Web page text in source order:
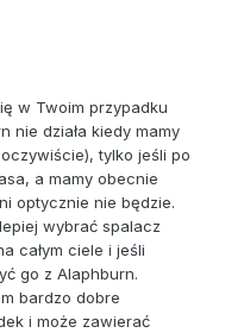
w Twoim przypadku
nie działa kiedy mamy
tylko jeśli po
a mamy obecnie
optycznie nie będzie.
wybrać spalacz
całym ciele i jeśli
go z Alaphburn.
bardzo dobre
i może zawierać